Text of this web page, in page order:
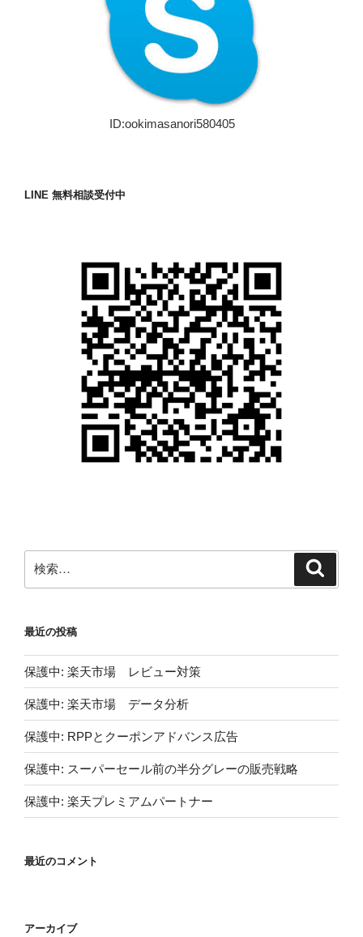
ID:ookimasanori580405
LINE 無料相談受付中
索:
最近の投稿
保護中: 楽天市場 レビュー対策
保護中: 楽天市場 データ分析
保護中: RPPとクーポンアドバンス広告
保護中: スーパーセール前の半分グレーの販売戦略
保護中: 楽天プレミアムパートナー
最近のコメント
アーカイブ